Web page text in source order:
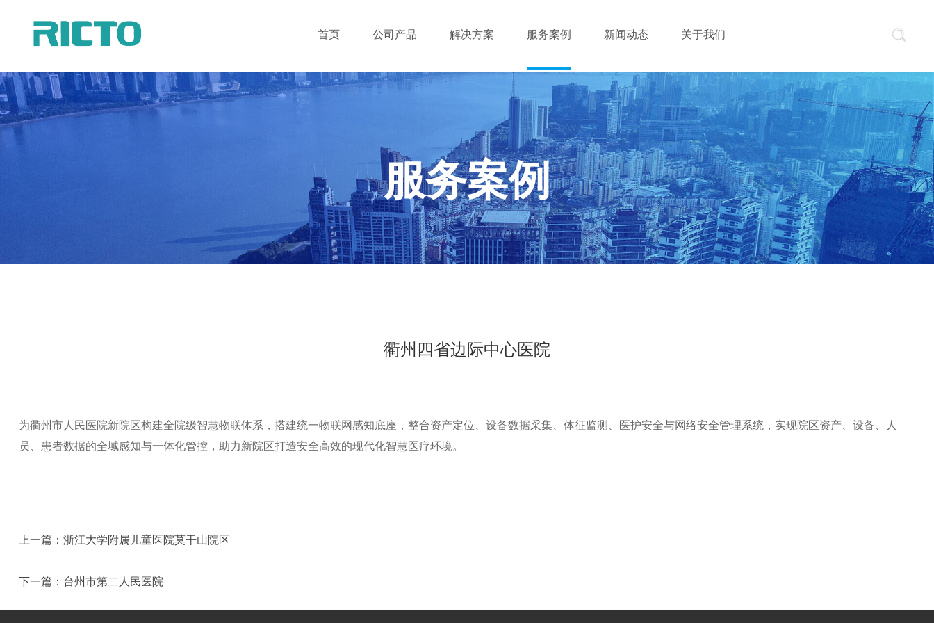
首页 公司产品 解决方案 服务案例 新闻动态 关于我们
服务案例
衢州四省边际中心医院
为衢州市人民医院新院区构建全院级智慧物联体系，搭建统一物联网感知底座，整合资产定位、设备数据采集、体征监测、医护安全与网络安全管理系统，实现院区资产、设备、人
员、患者数据的全域感知与一体化管控，助力新院区打造安全高效的现代化智慧医疗环境。
上一篇： 浙江大学附属儿童医院莫干山院区
下一篇： 台州市第二人民医院